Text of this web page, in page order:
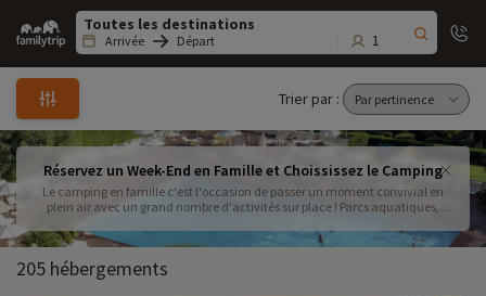
Family
trip
Arrivée Départ 1
Trier par :
Réservez un Week-End en Famille et Choississez le Camping
Le camping en famille c'est l'occasion de passer un moment convivial en
plein air avec un grand nombre d'activités sur place ! Parcs aquatiques,
l'assurance de ne pas s'ennuyer !
205 hébergements